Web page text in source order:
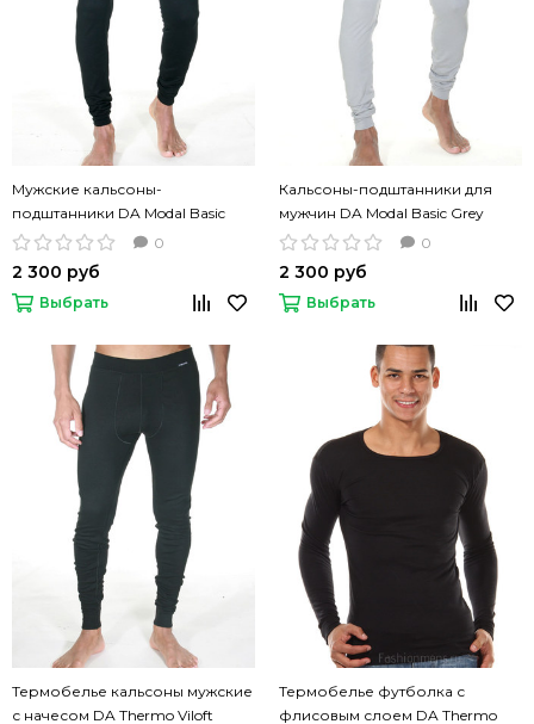
Мужские кальсоны-
подштанники DA Modal Basic
Black черный цвет 0
2 300 руб
Выбрать
Кальсоны-подштанники для
мужчин DA Modal Basic Grey
серый цвет
0
2 300 руб
Выбрать
Термобелье кальсоны мужские
с начесом DA Thermo Viloft
Термобелье футболка с
флисовым слоем DA Thermo